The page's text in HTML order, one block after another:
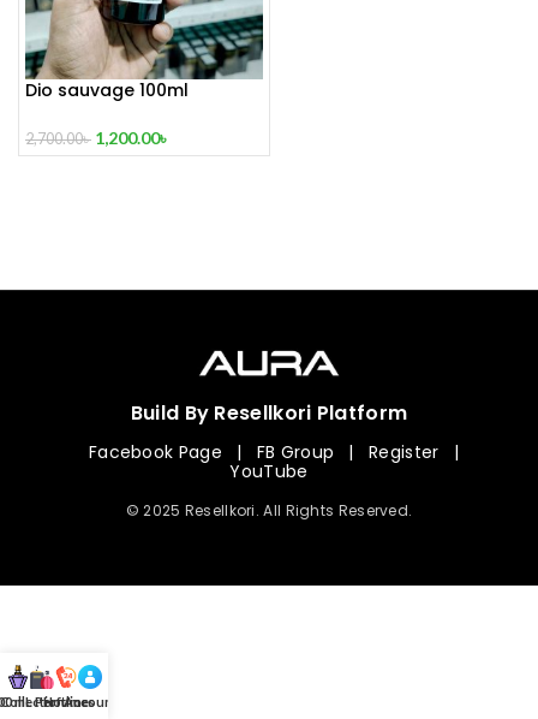
Dio sauvage 100ml
2,700.00৳ 1,200.00৳
Build By Resellkori Platform
Facebook Page | FB Group | Register
|
YouTube
© 2025 Resellkori. All Rights Reserved.
mL Perfumes
Hotline
Account